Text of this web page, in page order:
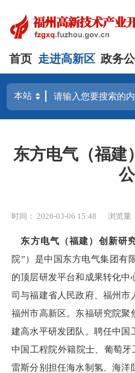
首页 走进高新区 政务
东方电气（福建
时间： 2026-03-06 15:48 浏览量
东方电气（福建）创新研
院”）是中国东方电气集团有
的顶层研发平台和成果转化中
司与福建省人民政府、福州市
福州市高新区。东福研究院聚
建高水平研发团队。聘任中国
中国工程院外籍院士、葡萄牙
雷斯分别担任海水制氢、海洋